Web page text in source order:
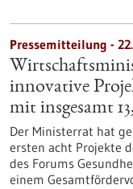
Pressemitteilung -
innovative
mit insgesamt
Der Ministerrat hat
ersten acht Projekte
des Forums
einem